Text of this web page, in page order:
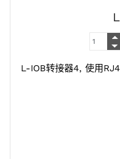
L-IOB转接器4, 使用